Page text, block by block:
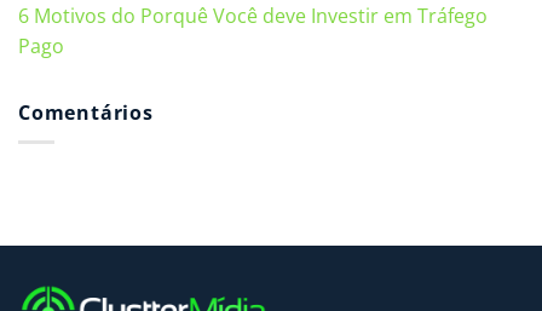
6 Motivos do Porquê Você deve Investir em Tráfego
Pago
Comentários